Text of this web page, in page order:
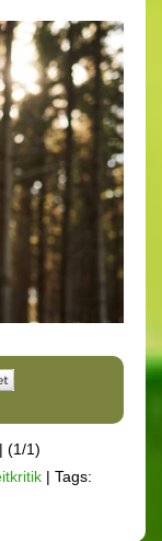
| (1/1)
| Tags: